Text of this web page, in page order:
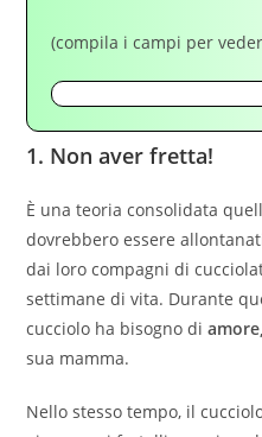
(compila i campi per
1. Non aver fretta!
È una teoria consolidata
dovrebbero essere
dai loro compagni di
settimane di vita. Durante
cucciolo ha bisogno di
sua mamma.
Nello stesso tempo, il